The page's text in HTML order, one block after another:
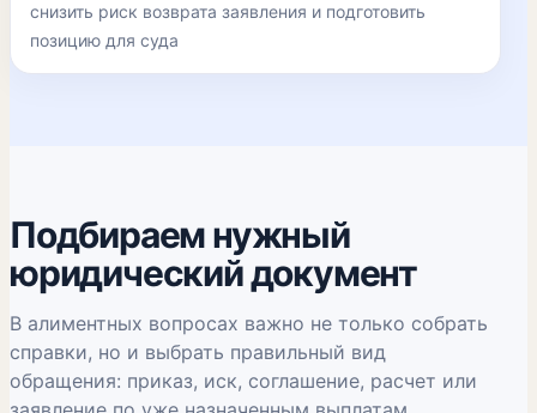
снизить риск возврата заявления и подготовить
позицию для суда
Подбираем нужный
юридический документ
В алиментных вопросах важно не только собрать
справки, но и выбрать правильный вид
обращения: приказ, иск, соглашение, расчет или